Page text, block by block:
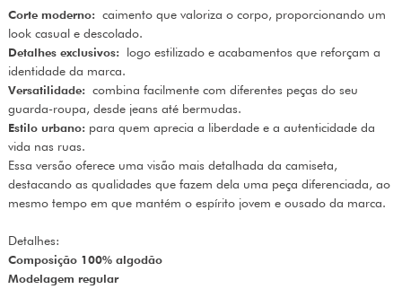
Corte moderno: caimento que valoriza o corpo, proporcionando um
look casual e descolado.
Detalhes exclusivos: logo estilizado e acabamentos que reforçam a
identidade da marca.
Versatilidade: combina facilmente com diferentes peças do seu
guarda-roupa, desde jeans até bermudas.
Estilo urbano: para quem aprecia a liberdade e a autenticidade da
vida nas ruas.
Essa versão oferece uma visão mais detalhada da camiseta,
destacando as qualidades que fazem dela uma peça diferenciada, ao
mesmo tempo em que mantém o espírito jovem e ousado da marca.
Detalhes:
Composição 100% algodão
Modelagem regular